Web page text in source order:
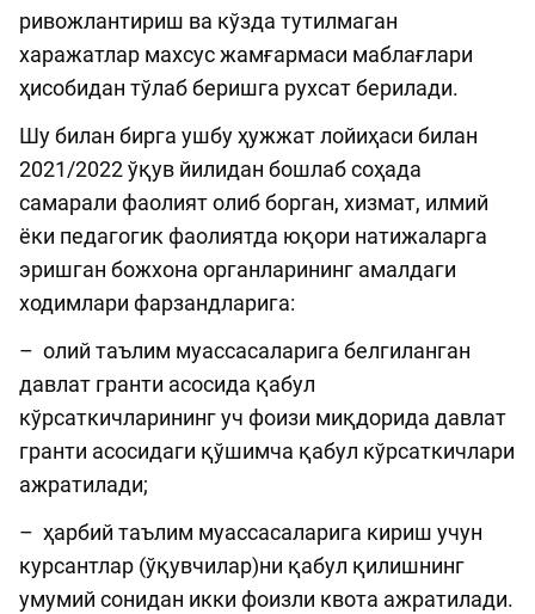
ривожлантириш ва кўзда тутилмаган
харажатлар махсус жамғармаси маблағлари
ҳисобидан тўлаб беришга рухсат берилади.
Шу билан бирга ушбу ҳужжат лойиҳаси билан
2021/2022 ўқув йилидан бошлаб соҳада
самарали фаолият олиб борган, хизмат, илмий
ёки педагогик фаолиятда юқори натижаларга
эришган божхона органларининг амалдаги
ходимлари фарзандларига:
– олий таълим муассасаларига белгиланган
давлат гранти асосида қабул
кўрсаткичларининг уч фоизи миқдорида давлат
гранти асосидаги қўшимча қабул кўрсаткичлари
ажратилади;
– ҳарбий таълим муассасаларига кириш учун
курсантлар (ўқувчилар)ни қабул қилишнинг
умумий сонидан икки фоизли квота ажратилади.